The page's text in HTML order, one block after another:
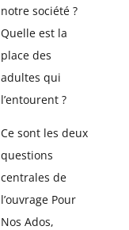
notre société ?
Quelle est la
place des
adultes qui
l’entourent ?
Ce sont les deux
questions
centrales de
l’ouvrage Pour
Nos Ados,